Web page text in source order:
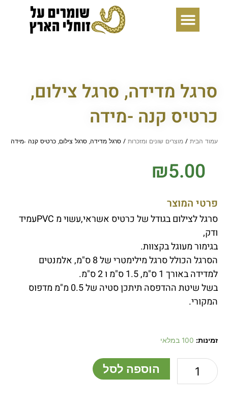
סרגל מדידה, סרגל צילום,
כרטיס קנה -מידה
עמוד הבית / מוצרים שונים ומזכרות / סרגל מדידה, סרגל צילום, כרטיס קנה -מידה
₪5.00
פרטי המוצר
סרגל לצילום בגודל של כרטיס אשראי,עשוי מ PVCעמיד
ודק,
בגימור מעוגל בקצוות.
הסרגל הכולל סרגל מילימטרי של 8 ס"מ, אלמנטים
למדידה באורך 1 ס"מ, 1.5 ס"מ ו 2 ס"מ.
בשל שיטת ההדפסה תיתכן סטיה של 0.5 מ"מ מדפוס
המקורי.
זמינות: 100 במלאי
כמות
סרגל
מדידה,
סרגל
הוספה לסל